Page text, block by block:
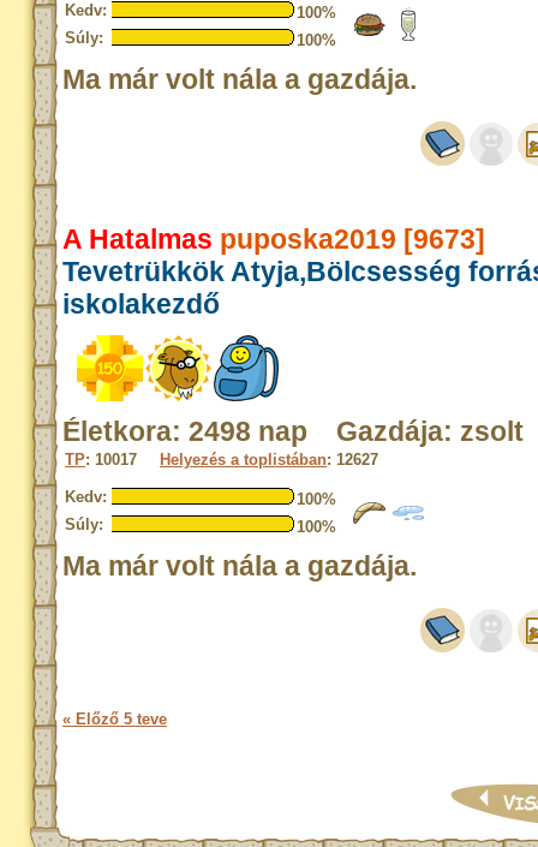
Kedv:
100%
Súly:
100%
Ma már volt nála a gazdája.
A Hatalmas puposka2019 [9673]
Tevetrükkök Atyja,Bölcsesség
iskolakezdő
Életkora: 2498 nap Gazdája: zsolt
TP: 10017 Helyezés a toplistában: 12627
Kedv:
100%
Súly:
100%
Ma már volt nála a gazdája.
« Előző 5 teve